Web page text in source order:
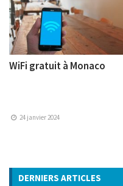
WiFi gratuit à Monaco
24 janvier 2024
DERNIERS ARTICLES